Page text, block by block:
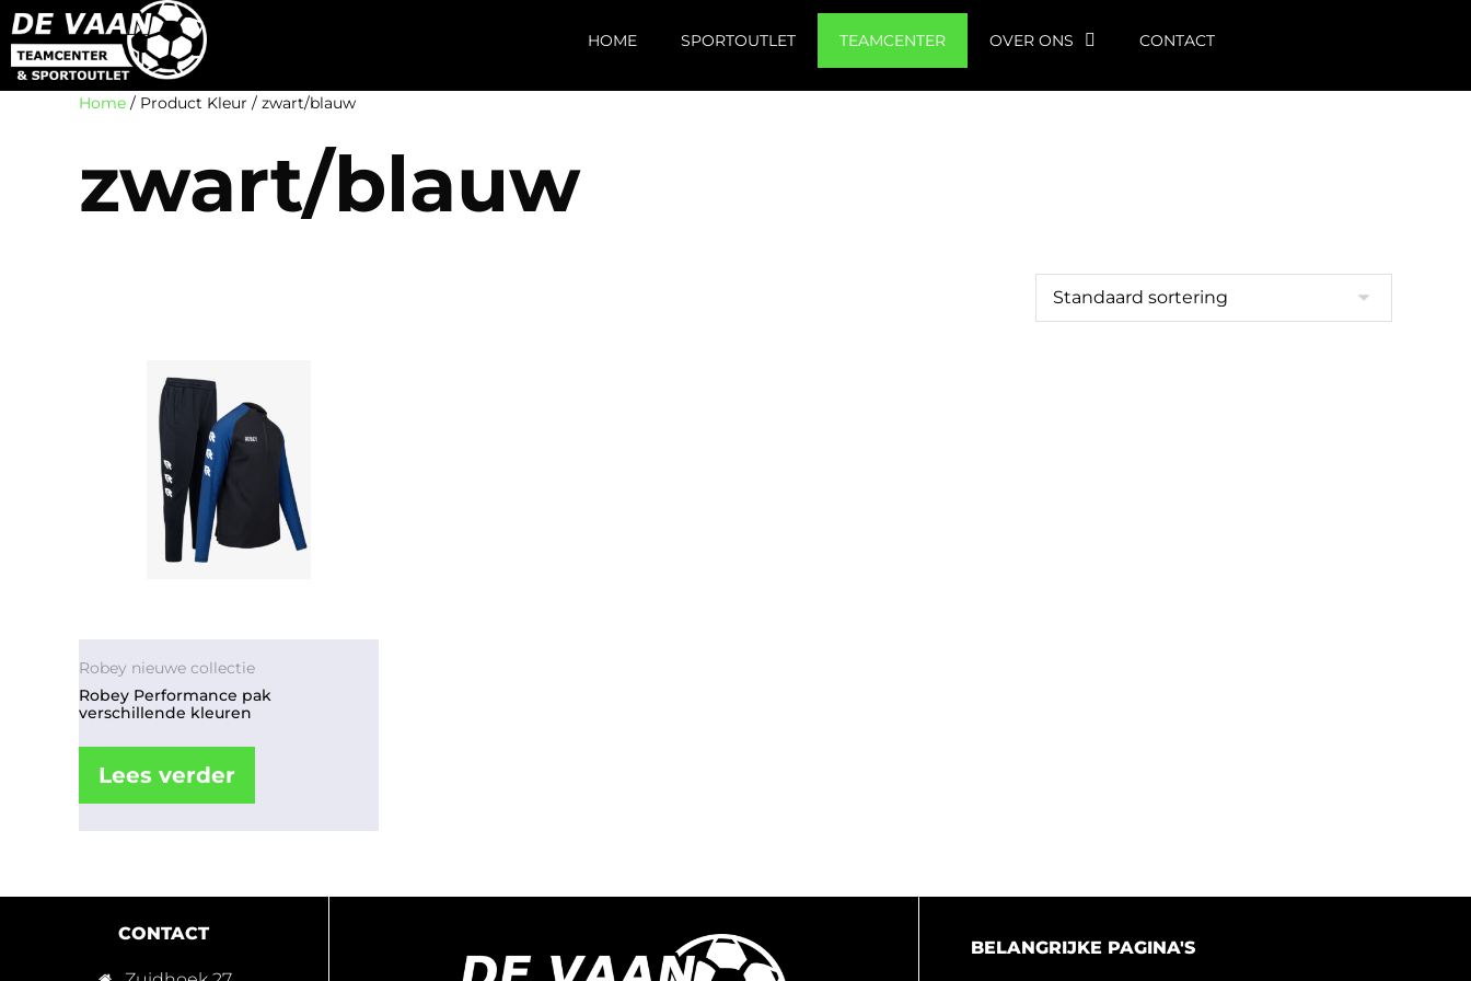
HOME SPORTOUTLET TEAMCENTER OVER ONS CONTACT
Home / Product Kleur / zwart/blauw
zwart/blauw
Robey nieuwe collectie
Robey Performance pak
verschillende kleuren
Lees verder
CONTACT
BELANGRIJKE PAGINA'S